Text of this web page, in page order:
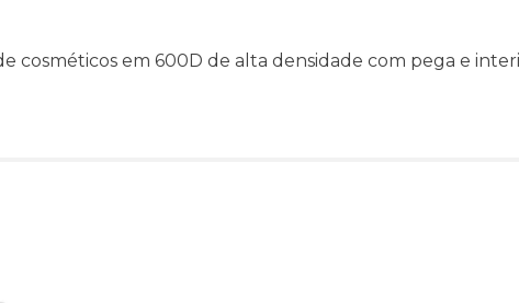
cosméticos em 600D de alta densidade com pega e